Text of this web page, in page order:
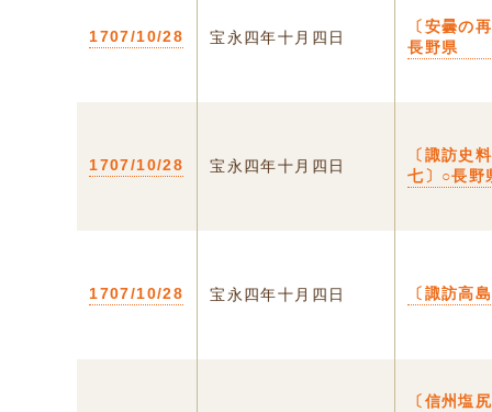
1707/10/28 宝永四年十月四日
〔安曇の
長野県
1707/10/28 宝永四年十月四日
〔諏訪史
七〕○長野
1707/10/28 宝永四年十月四日 〔諏訪高
〔信州塩